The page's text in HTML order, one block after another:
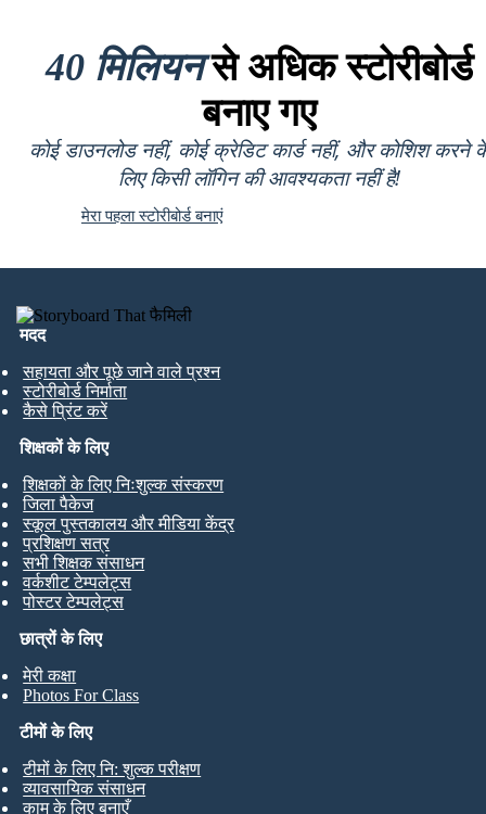
40 मिलियनसे अधिक स्टोरीबोर्ड
बनाए गए
कोई डाउनलोड नहीं, कोई क्रेडिट कार्ड नहीं, और कोशिश करने
लिए किसी लॉगिन की आवश्यकता नहीं है!
मेरा पहला स्टोरीबोर्ड बनाएं
मदद
सहायता और पूछे जाने वाले प्रश्न
स्टोरीबोर्ड निर्माता
कैसे प्रिंट करें
छात्रों के लिए
मेरी कक्षा
Photos For Class
शिक्षकों के लिए
शिक्षकों के लिए निःशुल्क संस्करण
जिला पैकेज
स्कूल पुस्तकालय और मीडिया केंद्र
प्रशिक्षण सत्र
सभी शिक्षक संसाधन
वर्कशीट टेम्पलेट्स
पोस्टर टेम्पलेट्स
टीमों के लिए
टीमों के लिए नि: शुल्क परीक्षण
व्यावसायिक संसाधन
काम के लिए बनाएँ